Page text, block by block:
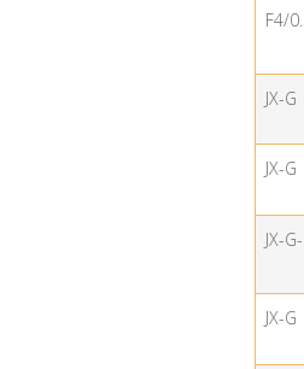
F4/
JX-G
JX-G
JX-
JX-G